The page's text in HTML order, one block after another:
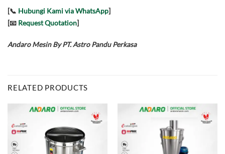
[📞 Hubungi Kami via WhatsApp]
[📧 Request Quotation]
Andaro Mesin By PT. Astro Pandu Perkasa
RELATED PRODUCTS